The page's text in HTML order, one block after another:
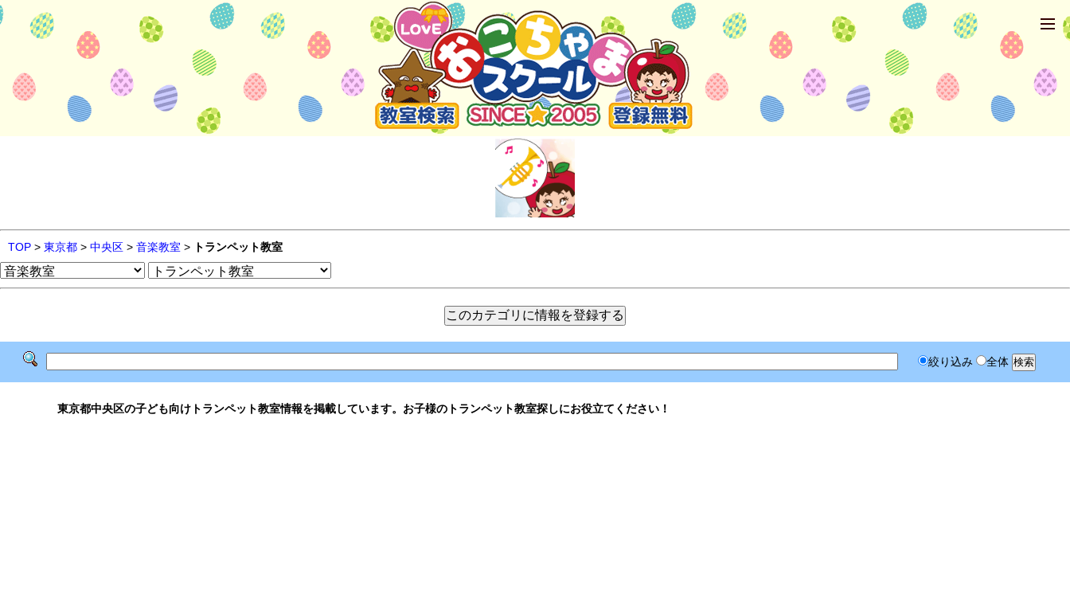
TOP > 東京都 > 中央区 > 音楽教室 > トランペット教室
絞り込み 全体
東京都中央区の子ども向けトランペット教室情報を掲載しています。お子様のトランペット教室探しにお役立てください！